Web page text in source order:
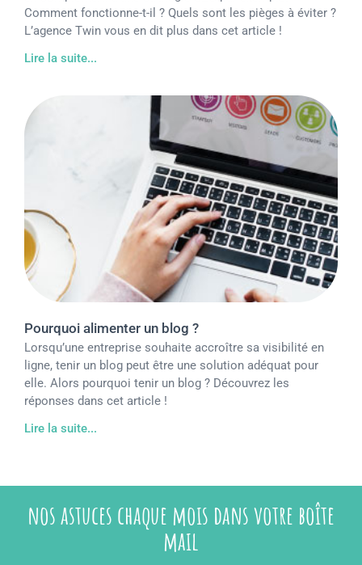
Comment fonctionne-t-il ? Quels sont les pièges à éviter ?
L’agence Twin vous en dit plus dans cet article !
Lire la suite...
Pourquoi alimenter un blog ?
Lorsqu’une entreprise souhaite accroître sa visibilité en
ligne, tenir un blog peut être une solution adéquat pour
elle. Alors pourquoi tenir un blog ? Découvrez les
réponses dans cet article !
Lire la suite...
nos astuces chaque mois dans votre boîte
mail